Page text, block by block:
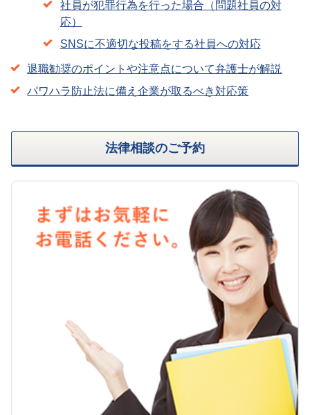
社員が犯罪行為を行った場合（問題社員の対
応）
SNSに不適切な投稿をする社員への対応
退職勧奨のポイントや注意点について弁護士が解説
パワハラ防止法に備え企業が取るべき対応策
法律相談のご予約